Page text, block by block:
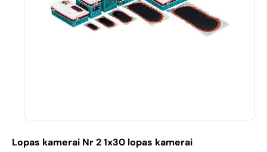
Lopas kamerai Nr 2 1x30 lopas kamerai